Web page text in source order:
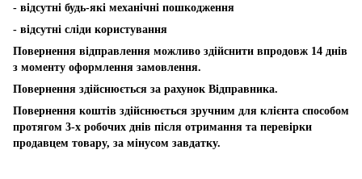
- відсутні будь-які механічні пошкодження
- відсутні сліди користування
Повернення відправлення можливо здійснити впродовж 14 днів
з моменту оформлення замовлення.
Повернення здійснюється за рахунок Відправника.
Повернення коштів здійснюється зручним для клієнта способом
протягом 3-х робочих днів після отримання та перевірки
продавцем товару, за мінусом завдатку.